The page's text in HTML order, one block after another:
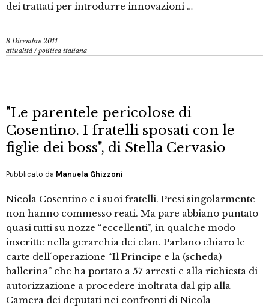
dei trattati per introdurre innovazioni …
8 Dicembre 2011
attualità /politica italiana
"Le parentele pericolose di
Cosentino. I fratelli sposati con le
figlie dei boss", di Stella Cervasio
Pubblicato da Manuela Ghizzoni
Nicola Cosentino e i suoi fratelli. Presi singolarmente
non hanno commesso reati. Ma pare abbiano puntato
quasi tutti su nozze “eccellenti”, in qualche modo
inscritte nella gerarchia dei clan. Parlano chiaro le
carte dell´operazione “Il Principe e la (scheda)
ballerina” che ha portato a 57 arresti e alla richiesta di
autorizzazione a procedere inoltrata dal gip alla
Camera dei deputati nei confronti di Nicola